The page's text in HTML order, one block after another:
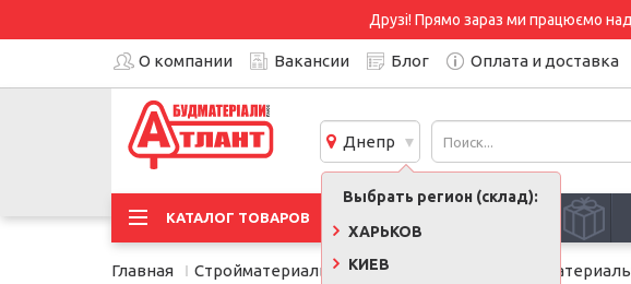
Друзі! Прямо зараз ми працюємо
О компании Вакансии Блог Оплата и доставка
Днепр
Выбрать регион (склад):
ХАРЬКОВ
КИЕВ
КАТАЛОГ ТОВАРОВ
Главная Стройматериалы Сыпучие строительные